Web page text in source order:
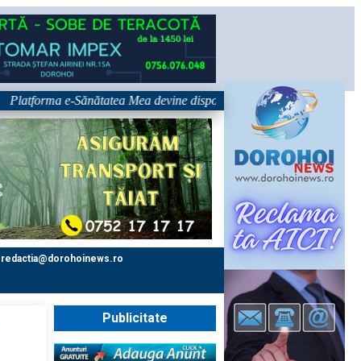
e-Sănătatea Mea devine disponibilă pe 1 septembrie:
redactia@dorohoinews.ro
Publicitate